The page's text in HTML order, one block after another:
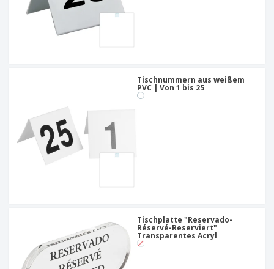
Tischnummern aus weißem
PVC | Von 1 bis 25
Tischplatte "Reservado-
Réservé-Reserviert"
Transparentes Acryl